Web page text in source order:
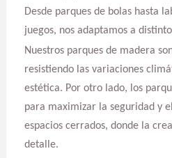
Desde parques de bolas hasta
juegos, nos adaptamos a
Nuestros parques de madera
resistiendo las variaciones
estética. Por otro lado, los
para maximizar la seguridad y
espacios cerrados, donde la
detalle.